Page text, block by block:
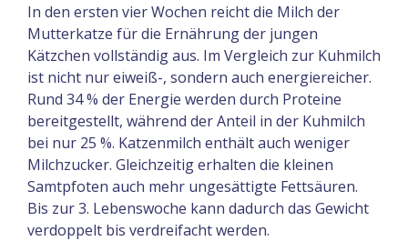
In den ersten vier Wochen reicht die Milch der
Mutterkatze für die Ernährung der jungen
Kätzchen vollständig aus. Im Vergleich zur Kuhmilch
ist nicht nur eiweiß-, sondern auch energiereicher.
Rund 34 % der Energie werden durch Proteine
bereitgestellt, während der Anteil in der Kuhmilch
bei nur 25 %. Katzenmilch enthält auch weniger
Milchzucker. Gleichzeitig erhalten die kleinen
Samtpfoten auch mehr ungesättigte Fettsäuren.
Bis zur 3. Lebenswoche kann dadurch das Gewicht
verdoppelt bis verdreifacht werden.